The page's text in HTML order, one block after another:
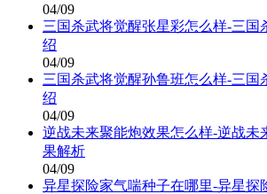
04/09
三国杀武将觉醒张星彩怎么样-三国
绍
04/09
三国杀武将觉醒孙鲁班怎么样-三国
绍
04/09
逆战未来聚能炮效果怎么样-逆战未
果解析
04/09
异星探险家气喘种子在哪里-异星探